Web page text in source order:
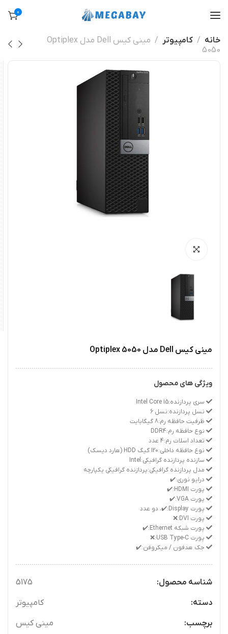
0
خانه کامپیوتر
مینی کیس Dell مدل Optiplex
5050
مینی کیس Dell مدل Optiplex 5050
ویژگی های محصول
سری پردازنده:Intel Core i5
نسل پردازنده:نسل 6
ظرفیت حافظه رم:8 گیگابایت
نوع حافظه رم:DDR4
تعداد اسلات رم:4 عدد
نوع حافظه داخلی:120 گیگ HDD (هارد دیسک)
سازنده پردازنده گرافیکی:Intel
مدل پردازنده گرافیکی:پردازنده گرافیکی یکپارچه
درایو نوری:✔️
پورت HDMI:✔️
پورت VGA:✔️
پورت Display:✔️، دو عدد
پورت DVI:❌
پورت شبکه Ethernet:✔️
پورت USB Type-C:❌
جک هدفون / میکروفن:✔️
شناسه محصول:
5175
دسته:
کامپیوتر
برچسب:
مینی کیس